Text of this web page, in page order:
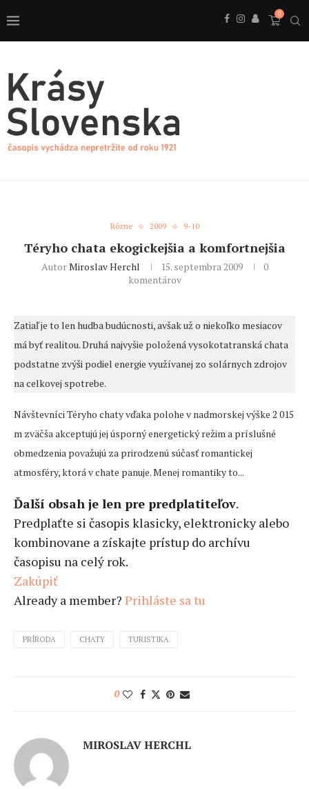
0
Rôzne 2009 9-10
Téryho chata ekogickejšia a komfortnejšia
AutorMiroslav Herchl 15. septembra 2009
0
komentárov
Zatiaľ je to len hudba budúcnosti, avšak už o niekoľko mesiacov
má byť realitou. Druhá najvyšie položená vysokotatranská chata
podstatne zvýši podiel energie využívanej zo solárnych zdrojov
na celkovej spotrebe.
Návštevníci Téryho chaty vďaka polohe v nadmorskej výške 2 015
m zväčša akceptujú jej úsporný energetický režim a príslušné
obmedzenia považujú za prirodzenú súčasť romantickej
atmosféry, ktorá v chate panuje. Menej romantiky to...
Ďalší obsah je len pre predplatiteľov.
Predplaťte si časopis klasicky, elektronicky alebo
kombinovane a získajte prístup do archívu
časopisu na celý rok.
Zakúpiť
Already a member? Prihláste sa tu
PRÍRODA CHATY TURISTIKA
0
MIROSLAV HERCHL